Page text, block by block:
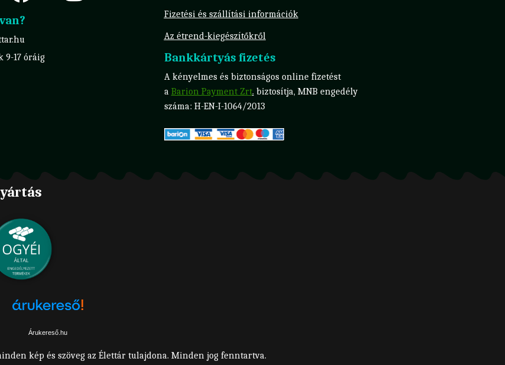
9-17 óráig
Fizetési és szállítási információk
Az étrend-kiegészítőkről
Bankkártyás fizetés
A kényelmes és biztonságos online fizetést
a Barion Payment Zrt. biztosítja, MNB engedély
száma: H-EN-I-1064/2013
Árukereső.hu
kép és szöveg az Élettár tulajdona. Minden jog fenntartva.